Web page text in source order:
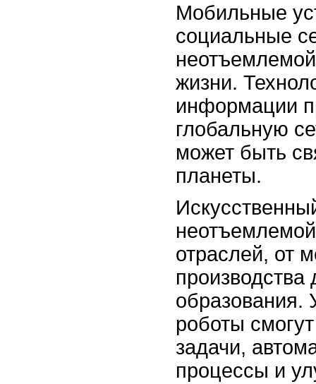
Мобильные
социальные
жизни.
информации
глобальную
может быть
планеты.
отраслей, от
производства
роботы
задачи,
процессы и